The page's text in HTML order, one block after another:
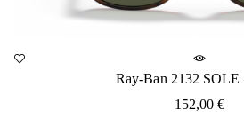
Ray-Ban 2132
152,00€